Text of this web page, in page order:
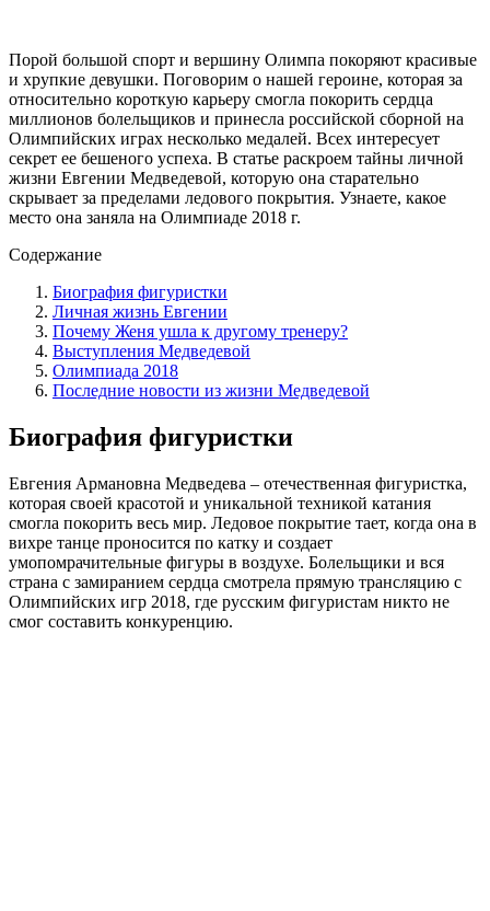
Порой большой спорт и вершину Олимпа покоряют красивые
и хрупкие девушки. Поговорим о нашей героине, которая за
относительно короткую карьеру смогла покорить сердца
миллионов болельщиков и принесла российской сборной на
Олимпийских играх несколько медалей. Всех интересует
секрет ее бешеного успеха. В статье раскроем тайны личной
жизни Евгении Медведевой, которую она старательно
скрывает за пределами ледового покрытия. Узнаете, какое
место она заняла на Олимпиаде 2018 г.
Содержание
Биография фигуристки
Личная жизнь Евгении
Почему Женя ушла к другому тренеру?
Выступления Медведевой
Олимпиада 2018
Последние новости из жизни Медведевой
Биография фигуристки
Евгения Армановна Медведева – отечественная фигуристка,
которая своей красотой и уникальной техникой катания
смогла покорить весь мир. Ледовое покрытие тает, когда она в
вихре танце проносится по катку и создает
умопомрачительные фигуры в воздухе. Болельщики и вся
страна с замиранием сердца смотрела прямую трансляцию с
Олимпийских игр 2018, где русским фигуристам никто не
смог составить конкуренцию.